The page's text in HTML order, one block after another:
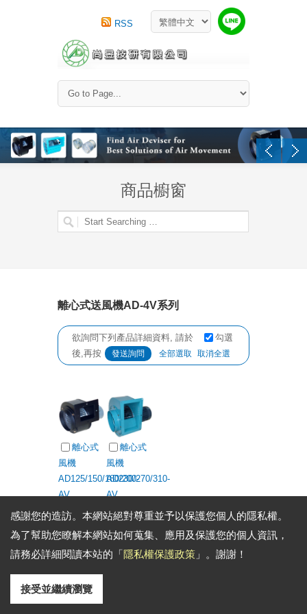
感謝您的造訪。本網站絕對尊重並予以保護您個人的隱私權。
為了幫助您瞭解本網站如何蒐集、應用及保護您的個人資訊，
請務必詳細閱讀本站的「隱私權保護政策 」。謝謝！
接受並繼續瀏覽
RSS
商品櫥窗
離心式送風機AD-4V系列
欲詢問下列產品詳細資料, 請於
勾選
後,再按
全部選取 取消全選
離心式
風機
AD125/150/180/200-
AV
(AD125AV
AD200AV)
離心式
風機
AD230/270/310-
AV
(AD230AV
AD310AV)
欲詢問下列產品詳細資料, 請於
後,再按